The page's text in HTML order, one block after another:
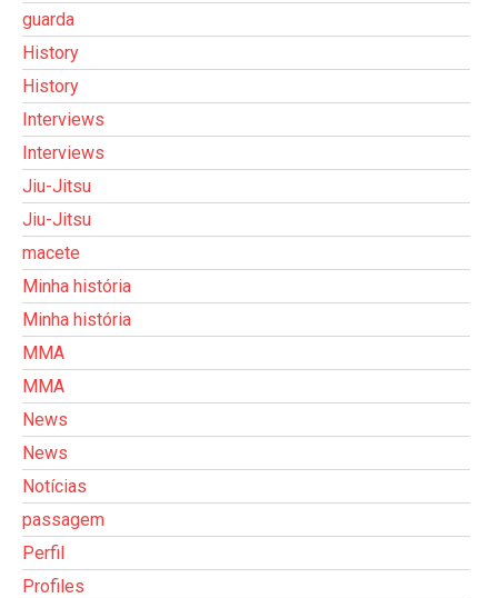
guarda
History
History
Interviews
Interviews
Jiu-Jitsu
Jiu-Jitsu
macete
Minha história
Minha história
MMA
MMA
News
News
Notícias
passagem
Perfil
Profiles